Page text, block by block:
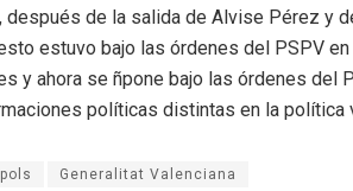
después de la salida de Alvise Pérez y
estuvo bajo las órdenes del PSPV
y ahora se ñpone bajo las órdenes del
políticas distintas en la política
Generalitat Valenciana